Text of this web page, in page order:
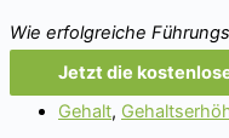
Wie erfolgreiche
Jetzt die
Gehalt,